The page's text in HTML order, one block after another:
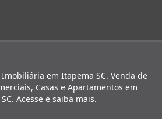
em Itapema SC. Venda de
Casas e Apartamentos em
Acesse e saiba mais.